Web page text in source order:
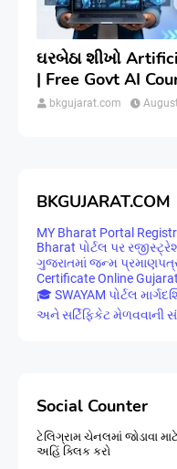
ઘરબેઠા શીખો
| Free Govt AI
Step-by-Step
bkgujarat.com
BKGUJARAT.COM
MY Bharat Portal
Bharat પોર્ટલ પર
ગુજરાતમાં જન્મ
Certificate Online
🎓 SWAYAM પોર્ટલ
અને સર્ટિફિકેટ મેળવવાની
Social Counter
ટેલિગ્રામ ચેનલમાં જોડાવા માટે
અહિં ક્લિક કરો